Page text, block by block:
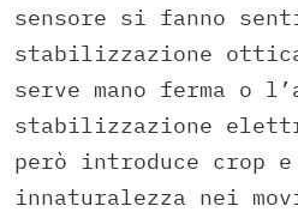
sensore si fanno
stabilizzazione
serve mano ferma o
stabilizzazione
però introduce crop
innaturalezza nei